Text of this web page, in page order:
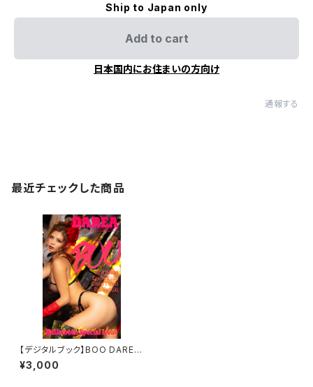
Ship to Japan only
Add to cart
日本国内にお住まいの方向け
通報する
最近チェックした商品
【デジタルブック】BOO DAREA
Dream Factory Magazine
¥3,000